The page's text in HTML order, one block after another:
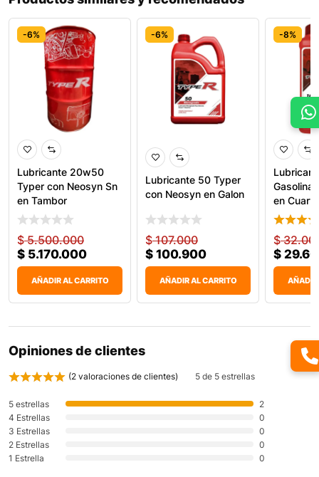
-6%
Lubricante 20w50
Typer con Neosyn Sn
en Tambor
$5.500.000
$ 5.170.000
AÑADIR AL CARRITO
-6%
Lubricante 50 Typer
con Neosyn en Galon
$107.000
$ 100.900
AÑADIR AL CARRITO
-8%
Gasolina
en
$
$
AÑADIR
Opiniones de clientes
(2 valoraciones de clientes) 5 de 5 estrellas
5 estrellas
2
4 Estrellas
0
3 Estrellas
0
2 Estrellas
0
1 Estrella
0